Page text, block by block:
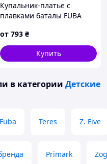
Купальник-платье с
плавками баталы FUBA
66 68 70 УКР размеры
от 793 ₴
Купить
в категории Детские
Fuba Teres Z. Five
Primark